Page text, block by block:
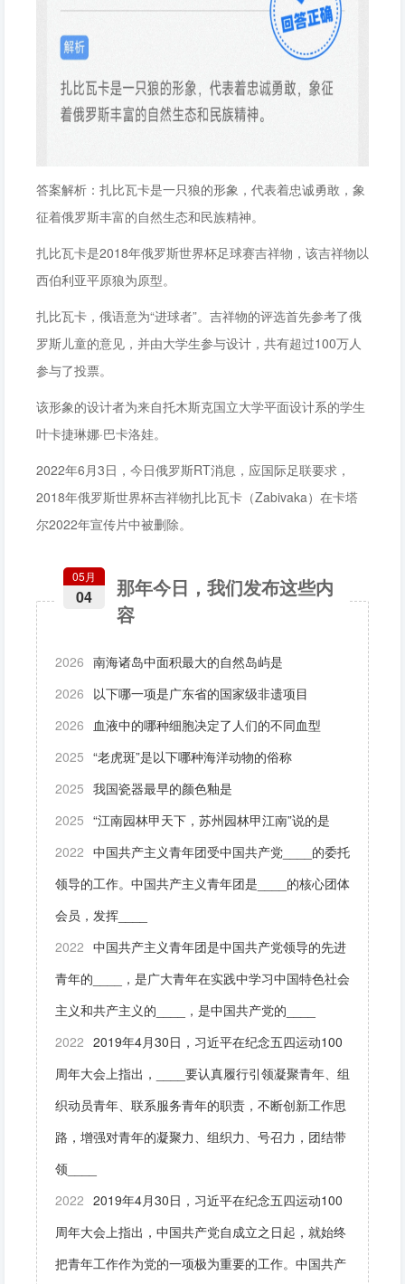
答案解析：扎比瓦卡是一只狼的形象，代表着忠诚勇敢，象
征着俄罗斯丰富的自然生态和民族精神。
扎比瓦卡是2018年俄罗斯世界杯足球赛吉祥物，该吉祥物以
西伯利亚平原狼为原型。
扎比瓦卡，俄语意为“进球者”。吉祥物的评选首先参考了俄
罗斯儿童的意见，并由大学生参与设计，共有超过100万人
参与了投票。
该形象的设计者为来自托木斯克国立大学平面设计系的学生
叶卡捷琳娜·巴卡洛娃。
2022年6月3日，今日俄罗斯RT消息，应国际足联要求，
2018年俄罗斯世界杯吉祥物扎比瓦卡（Zabivaka）在卡塔
尔2022年宣传片中被删除。
那年今日，我们发布这些内
容
05月
04
2026 南海诸岛中面积最大的自然岛屿是
2026 以下哪一项是广东省的国家级非遗项目
2026
血液中的哪种细胞决定了人们的不同血型
2025 “老虎斑”是以下哪种海洋动物的俗称
2025 我国瓷器最早的颜色釉是
2025 “江南园林甲天下，苏州园林甲江南”说的是
2022 中国共产主义青年团受中国共产党____的委托
领导的工作。中国共产主义青年团是____的核心团体
会员，发挥____
2022 中国共产主义青年团是中国共产党领导的先进
青年的____，是广大青年在实践中学习中国特色社会
主义和共产主义的____，是中国共产党的____
2022 2019年4月30日，习近平在纪念五四运动100
周年大会上指出，____要认真履行引领凝聚青年、组
织动员青年、联系服务青年的职责，不断创新工作思
路，增强对青年的凝聚力、组织力、号召力，团结带
领____
2022 2019年4月30日，习近平在纪念五四运动100
周年大会上指出，中国共产党自成立之日起，就始终
把青年工作作为党的一项极为重要的工作。中国共产